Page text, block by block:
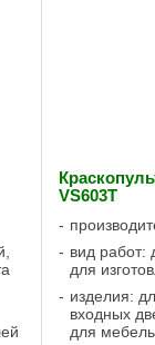
VS603T
вид работ:
для
изделия:
входных
для